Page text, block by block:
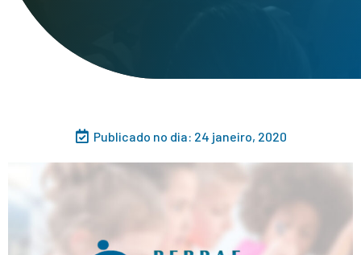
Publicado no dia: 24 janeiro, 2020